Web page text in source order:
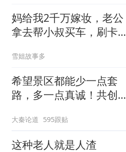
妈给我2千万嫁妆，老公
拿去帮小叔买车，刷卡时
雪姐故事多
希望景区都能少一点套
路，多一点真诚！共创良
大秦论道 595跟贴
这种老人就是人渣